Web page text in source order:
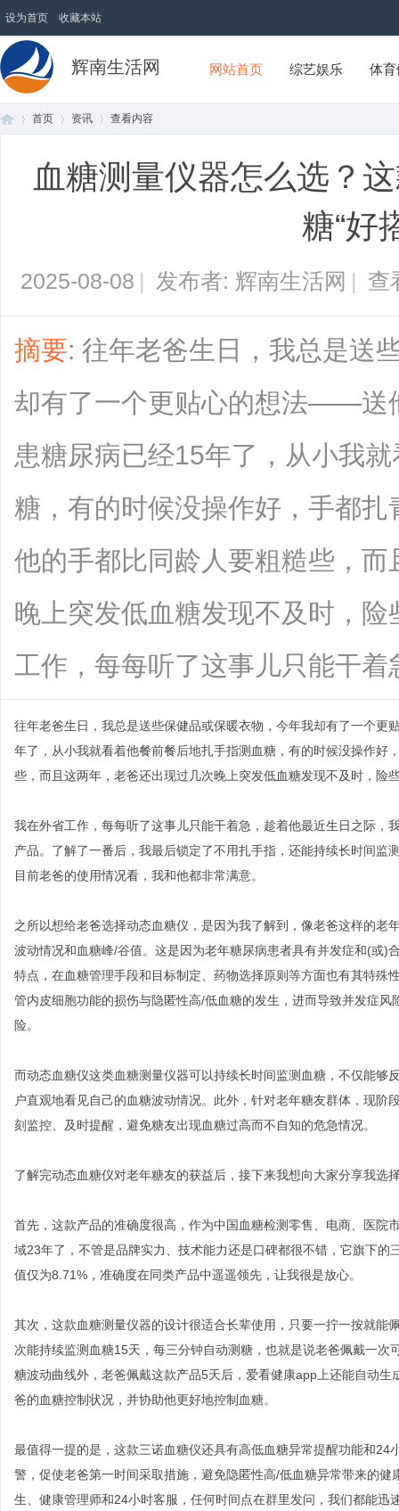
设为首页 收藏本站
辉南生活网 网站首页 综艺娱乐 体
首页 资讯
›
查看内容
血糖测量仪器怎么选？
糖“好
2025-08-08 | 发布者: 辉南生活网 | 查
摘要: 往年老爸生日，我总是送
却有了一个更贴心的想法——送
患糖尿病已经15年了，从小我
糖，有的时候没操作好，手都
他的手都比同龄人要粗糙些，
晚上突发低血糖发现不及时，
工作，每每听了这事儿只能干着
往年老爸生日，我总是送些保健品或保暖衣物，今年我却有了一个
年了，从小我就看着他餐前餐后地扎手指测血糖，有的时候没操作好
些，而且这两年，老爸还出现过几次晚上突发低血糖发现不及时，险
我在外省工作，每每听了这事儿只能干着急，趁着他最近生日之际，
产品。了解了一番后，我最后锁定了不用扎手指，还能持续长时间
目前老爸的使用情况看，我和他都非常满意。
之所以想给老爸选择动态血糖仪，是因为我了解到，像老爸这样的
波动情况和血糖峰/谷值。这是因为老年糖尿病患者具有并发症和(或)
特点，在血糖管理手段和目标制定、药物选择原则等方面也有其特殊
管内皮细胞功能的损伤与隐匿性高/低血糖的发生，进而导致并发症
险。
而动态血糖仪这类血糖测量仪器可以持续长时间监测血糖，不仅能够
户直观地看见自己的血糖波动情况。此外，针对老年糖友群体，现
刻监控、及时提醒，避免糖友出现血糖过高而不自知的危急情况。
了解完动态血糖仪对老年糖友的获益后，接下来我想向大家分享我选
首先，这款产品的准确度很高，作为中国血糖检测零售、电商、医院
域23年了，不管是品牌实力、技术能力还是口碑都很不错，它旗下的
值仅为8.71%，准确度在同类产品中遥遥领先，让我很是放心。
其次，这款血糖测量仪器的设计很适合长辈使用，只要一拧一按就
次能持续监测血糖15天，每三分钟自动测糖，也就是说老爸佩戴一
糖波动曲线外，老爸佩戴这款产品5天后，爱看健康app上还能自动
爸的血糖控制状况，并协助他更好地控制血糖。
最值得一提的是，这款三诺血糖仪还具有高低血糖异常提醒功能和
警，促使老爸第一时间采取措施，避免隐匿性高/低血糖异常带来的
生、健康管理师和24小时客服，任何时间点在群里发问，我们都能